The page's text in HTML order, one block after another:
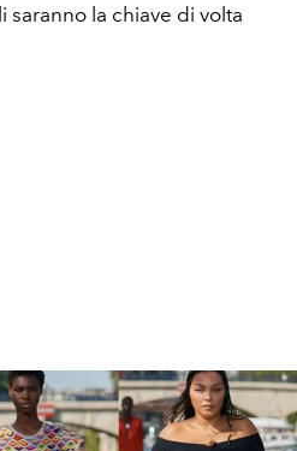
saranno la chiave di volta